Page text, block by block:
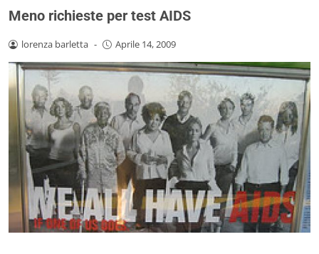
Meno richieste per test AIDS
lorenza barletta - Aprile 14, 2009